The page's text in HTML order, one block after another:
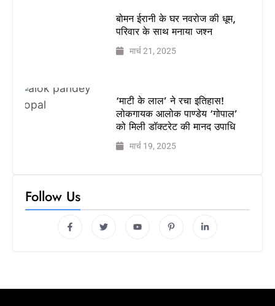
बोमन ईरानी के घर नवरोज की धूम,
परिवार के साथ मनाया जश्न
मार्च 21, 2025
‘माटी के लाल’ ने रचा इतिहास!
लोकगायक आलोक पाण्डेय ‘गोपाल’
को मिली डॉक्टरेट की मानद उपाधि
मार्च 19, 2025
Follow Us